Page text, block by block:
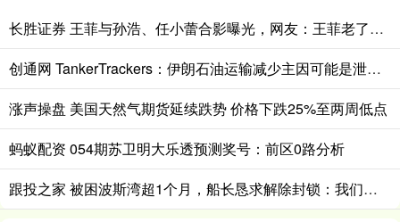
长胜证券 王菲与孙浩、任小蕾合影曝光，网友：王菲老了，眼角下垂皱纹明显
创通网 TankerTrackers：伊朗石油运输减少主因可能是泄漏事故 而非美国封锁
涨声操盘 美国天然气期货延续跌势 价格下跌25%至两周低点
蚂蚁配资 054期苏卫明大乐透预测奖号：前区0路分析
跟投之家 被困波斯湾超1个月，船长恳求解除封锁：我们只是海员，不是士兵